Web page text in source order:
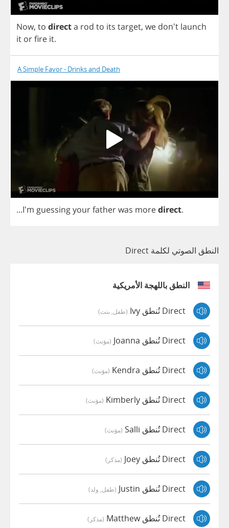
Now, to directa rod to its target, we don't launch
it orfire it.
A Simple Favor - Drinks and Death
...I'm guessingyourfatherwas moredirect.
النطق الصوتي لكلمة Direct
النطق باللهجة الأمريكية
Direct تُنطق Ivy (طفل, بنت)
Direct تُنطق Joanna (مؤنث)
Direct تُنطق Kendra (مؤنث)
Direct تُنطق Kimberly (مؤنث)
Direct تُنطق Salli (مؤنث)
Direct تُنطق Joey (مذكر)
Direct تُنطق Justin (طفل, ولد)
Direct تُنطق Matthew (مذكر)